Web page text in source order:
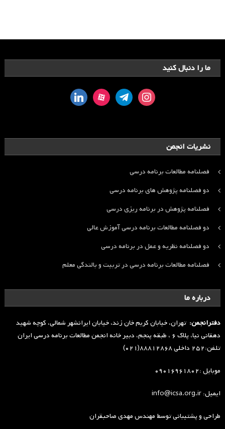
ما را دنبال کنید
instagram
telegram
aparat
linkedin
نشریات انجمن
فصلنامه مطالعات برنامه درسی
دو فصلنامه پژوهش های برنامه درسی
فصلنامه پژوهش در برنامه ریزی درسی
دو فصلنامه مطالعات برنامه درسی آموزش عالی
دو فصلنامه نظریه و عمل در برنامه درسی
فصلنامه مطالعات برنامه درسی در تربیت و بالندگی معلم
درباره ما
دفترانجمن: تهران، خیابان کریم خان زند، خیابان ایرانشهر شمالی، کوچه شهید
دهقانی نیا، پلاک ۶ ، طبقه پنجم، دبیر خانه انجمن مطالعات برنامه درسی ایران
تلفن:۲۵۲ داخلی ۸۸۸۱۲۸۶۸(۰۲۱)
موبایل :۰۹۰۱۶۹۶۱۸۰۲
ایمیل: info@icsa.org.ir
طراحی و پشتیبانی توسطمهندس مهدی صاحبقران